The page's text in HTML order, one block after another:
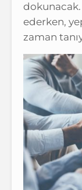
dokunacak.
ederken,
zaman